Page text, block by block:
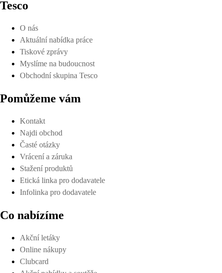
Tesco
O nás
Aktuální nabídka práce
Tiskové zprávy
Myslíme na budoucnost
Obchodní skupina Tesco
Pomůžeme vám
Kontakt
Najdi obchod
Časté otázky
Vrácení a záruka
Stažení produktů
Etická linka pro dodavatele
Infolinka pro dodavatele
Co nabízíme
Akční letáky
Online nákupy
Clubcard